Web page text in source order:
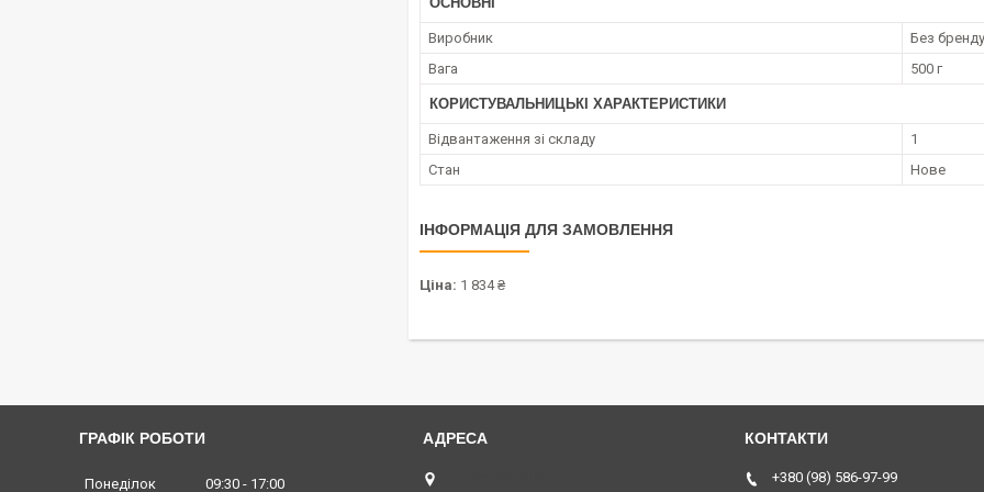
Виробник
Без бренду
Вага
500 г
КОРИСТУВАЛЬНИЦЬКІ ХАРАКТЕРИСТИКИ
Відвантаження зі складу
1
Стан
Нове
ІНФОРМАЦІЯ ДЛЯ ЗАМОВЛЕННЯ
Ціна: 1 834 ₴
ГРАФІК РОБОТИ
Понеділок 09:30 17:00
+380 (98) 586-97-99